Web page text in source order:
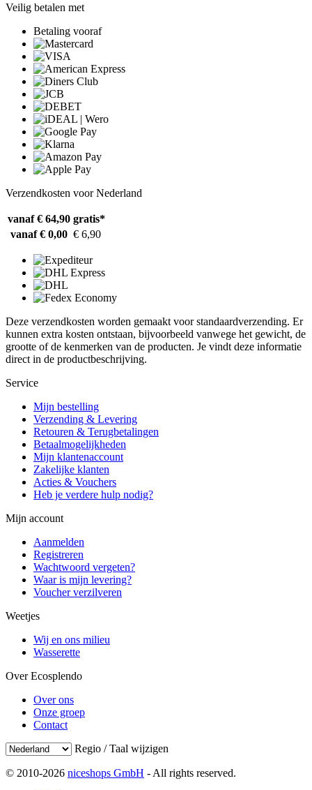
Veilig betalen met
Betaling vooraf
Verzendkosten voor Nederland
vanaf € 64,90 gratis*
vanaf € 0,00 € 6,90
Deze verzendkosten worden gemaakt voor standaardverzending. Er
kunnen extra kosten ontstaan, bijvoorbeeld vanwege het gewicht, de
grootte of de kenmerken van de producten. Je vindt deze informatie
direct in de productbeschrijving.
Service
Mijn bestelling
Verzending & Levering
Retouren & Terugbetalingen
Betaalmogelijkheden
Mijn klantenaccount
Zakelijke klanten
Acties & Vouchers
Heb je verdere hulp nodig?
Mijn account
Aanmelden
Registreren
Wachtwoord vergeten?
Waar is mijn levering?
Voucher verzilveren
Weetjes
Wij en ons milieu
Wasserette
Over Ecosplendo
Over ons
Onze groep
Contact
Regio / Taal wijzigen
© 2010-2026 niceshops GmbH - All rights reserved.